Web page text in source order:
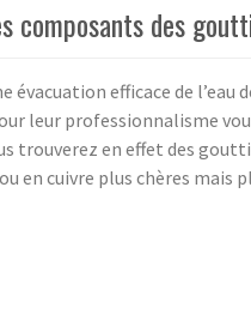
composants des
efficace de l’eau
leur professionnalisme
trouverez en effet des
en cuivre plus chères mais